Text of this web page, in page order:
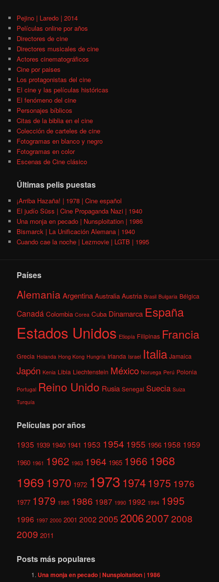
Pejino | Laredo | 2014
Películas online por años
Directores de cine
Directores musicales de cine
Actores cinematográficos
Cine por paises
Los protagonistas del cine
El cine y las películas históricas
El fenómeno del cine
Personajes bíblicos
Citas de la biblia en el cine
Colección de carteles de cine
Fotogramas en blanco y negro
Fotogramas en color
Escenas de Cine clásico
Últimas pelis puestas
¡Arriba Hazaña! | 1978 | Cine español
El judío Süss | Cine Propaganda Nazi | 1940
Una monja en pecado | Nunsploitation | 1986
Bismarck | La Unificación Alemana | 1940
Cuando cae la noche | Lezmovie | LGTB | 1995
Países
AlemaniaArgentina Australia Austria Brasil Bulgaria Bélgica
Canadá Colombia Corea Cuba Dinamarca España
Estados Unidos Etiopía Filipinas Francia
Grecia Holanda Hong Kong Hungría Irlanda Israel Italia Jamaica
Japón Kenia Libia Liechtenstein México Noruega Perú Polonia
Portugal Reino Unido Rusia Senegal Suecia Suiza
Turquía
Películas por años
1935 1939 1940 1941 1953 1954 1955 1956 1958 1959
1960 1961 1962 1963 1964 1965 1966 1968
1969 1970 1972 1973 1974 1975 1976
1977 1979 1985 1986 1987 1990 1992 1994 1995
1996 1997 2000 2001 2002 2005 200620072008
2009 2011
Posts más populares
Una monja en pecado | Nunsploitation | 1986